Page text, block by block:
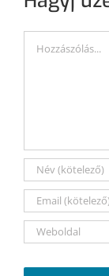
Hozzászólás